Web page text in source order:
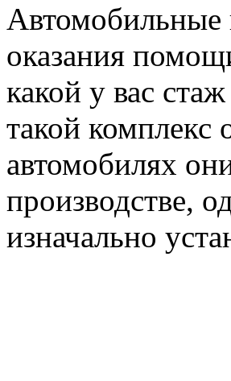
Автомобильные
оказания
какой у вас
такой комплекс
автомобилях
производстве,
изначально